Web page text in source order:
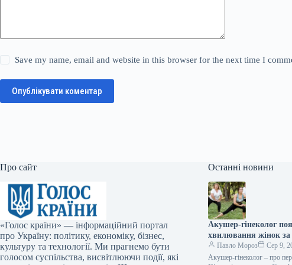
Save my name, email and website in this browser for the next time I
Опублікувати коментар
Про сайт
«Голос країни» — інформаційний портал
про Україну: політику, економіку, бізнес,
культуру та технології. Ми прагнемо бути
голосом суспільства, висвітлюючи події, які
Останні новини
Акушер-гінеколог
хвилювання жінок за
Павло Мороз
Сер 9,
Акушер-гінеколог – про